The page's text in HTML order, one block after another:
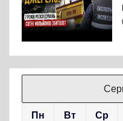
Пн Вт Ср